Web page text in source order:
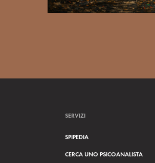
SERVIZI
SPIPEDIA
CERCA UNO PSICOANALISTA